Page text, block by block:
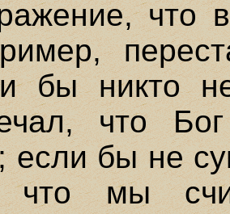
что
бы никто
что
если бы не
что мы